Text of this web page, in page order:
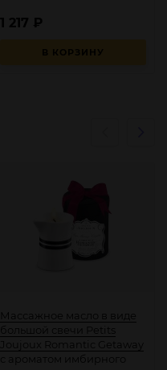
В КОРЗИНУ
1 217 ₽
Массажное масло в виде
большой свечи Petits
Joujoux Romantic Getaway
с ароматом имбирного